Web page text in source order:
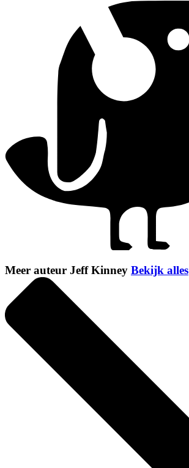
Meer auteur Jeff Kinney Bekijk alles